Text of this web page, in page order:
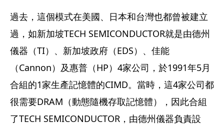
過去，這個模式在美國、日本和台灣也都曾被建立
過，如新加坡TECH SEMICONDUCTOR就是由德州
儀器（TI）、新加坡政府（EDS）、佳能
（Cannon）及惠普（HP）4家公司，於1991年5月
合組的1家生產記憶體的CIMD。當時，這4家公司都
很需要DRAM（動態隨機存取記憶體），因此合組
了TECH SEMICONDUCTOR，由德州儀器負責設